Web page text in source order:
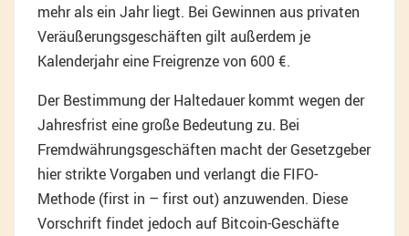
mehr als ein Jahr liegt. Bei Gewinnen aus privaten
Veräußerungsgeschäften gilt außerdem je
Kalenderjahr eine Freigrenze von 600 €.
Der Bestimmung der Haltedauer kommt wegen der
Jahresfrist eine große Bedeutung zu. Bei
Fremdwährungsgeschäften macht der Gesetzgeber
hier strikte Vorgaben und verlangt die FIFO-
Methode (first in – first out) anzuwenden. Diese
Vorschrift findet jedoch auf Bitcoin-Geschäfte